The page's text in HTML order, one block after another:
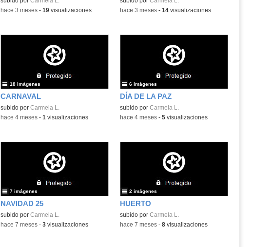
-hace 3 meses- 19visualizaciones -hace 3 meses- 14visualizaciones
CARNAVAL
subido por Carmela L.
18 imágenes
-hace 4 meses- 1 visualizaciones
DÍA DE LA PAZ
subido por Carmela L.
6 imágenes
-hace 4 meses- 5visualizaciones
NAVIDAD 25
subido por Carmela L.
7 imágenes
-hace 7 meses- 3visualizaciones
HUERTO
subido por Carmela L.
2 imágenes
-hace 7 meses- 8visualizaciones